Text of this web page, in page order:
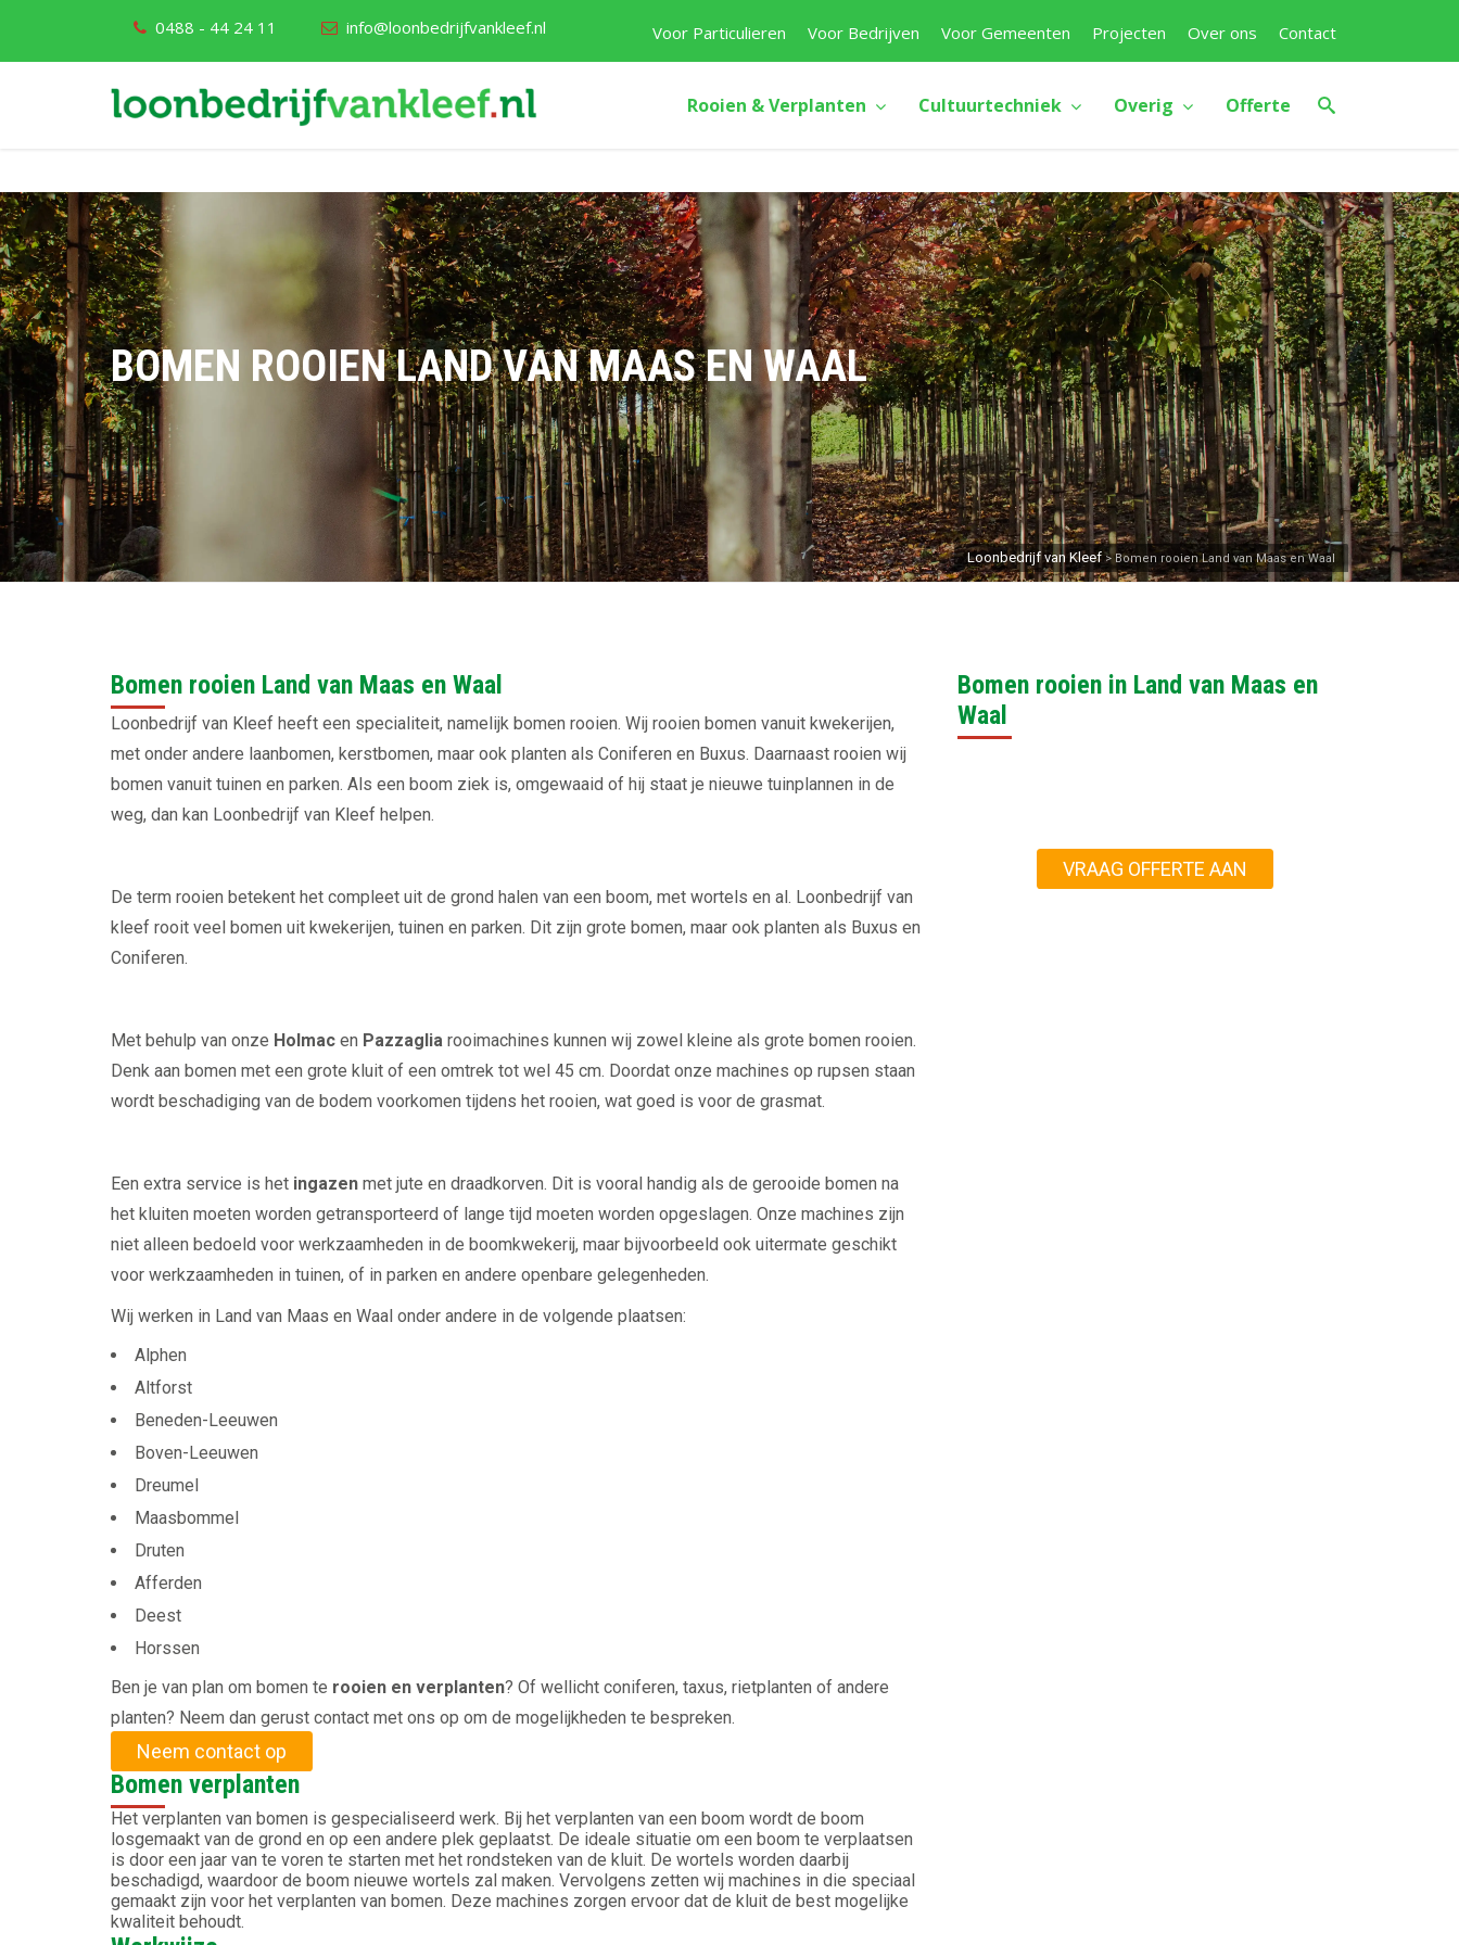
0488 - 44 24 11 info@loonbedrijfvankleef.nl Voor Particulieren Voor Bedrijven Voor Gemeenten Projecten Over ons Contact
Rooien & Verplanten Cultuurtechniek Overig Offerte
BOMEN ROOIEN LAND VAN MAAS EN WAAL
Loonbedrijf van Kleef>Bomen rooien Land van Maas en Waal
Bomen rooien Land van Maas en Waal
Loonbedrijf van Kleef heeft een specialiteit, namelijk bomen rooien. Wij rooien bomen vanuit kwekerijen,
met onder andere laanbomen, kerstbomen, maar ook planten als Coniferen en Buxus. Daarnaast rooien wij
bomen vanuit tuinen en parken. Als een boom ziek is, omgewaaid of hij staat je nieuwe tuinplannen in de
weg, dan kan Loonbedrijf van Kleef helpen.
De term rooien betekent het compleet uit de grond halen van een boom, met wortels en al. Loonbedrijf van
kleef rooit veel bomen uit kwekerijen, tuinen en parken. Dit zijn grote bomen, maar ook planten als Buxus en
Coniferen.
Met behulp van onze Holmac en Pazzaglia rooimachines kunnen wij zowel kleine als grote bomen rooien.
Denk aan bomen met een grote kluit of een omtrek tot wel 45 cm. Doordat onze machines op rupsen staan
wordt beschadiging van de bodem voorkomen tijdens het rooien, wat goed is voor de grasmat.
Een extra service is het ingazen met jute en draadkorven. Dit is vooral handig als de gerooide bomen na
het kluiten moeten worden getransporteerd of lange tijd moeten worden opgeslagen. Onze machines zijn
niet alleen bedoeld voor werkzaamheden in de boomkwekerij, maar bijvoorbeeld ook uitermate geschikt
voor werkzaamheden in tuinen, of in parken en andere openbare gelegenheden.
Wij werken in Land van Maas en Waal onder andere in de volgende plaatsen:
Alphen
Altforst
Beneden-Leeuwen
Boven-Leeuwen
Dreumel
Maasbommel
Druten
Afferden
Deest
Horssen
Ben je van plan om bomen te rooien en verplanten? Of wellicht coniferen, taxus, rietplanten of andere
planten? Neem dan gerust contact met ons op om de mogelijkheden te bespreken.
Neem contact op
Bomen verplanten
Het verplanten van bomen is gespecialiseerd werk. Bij het verplanten van een boom wordt de boom
losgemaakt van de grond en op een andere plek geplaatst. De ideale situatie om een boom te verplaatsen
is door een jaar van te voren te starten met het rondsteken van de kluit. De wortels worden daarbij
beschadigd, waardoor de boom nieuwe wortels zal maken. Vervolgens zetten wij machines in die speciaal
gemaakt zijn voor het verplanten van bomen. Deze machines zorgen ervoor dat de kluit de best mogelijke
kwaliteit behoudt.
Bomen rooien in Land van Maas en
Waal
VRAAG OFFERTE AAN